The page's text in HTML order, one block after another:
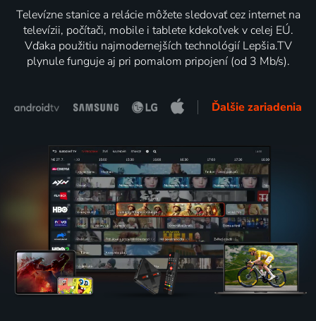
Televízne stanice a relácie môžete sledovať cez internet na
televízii, počítači, mobile i tablete kdekoľvek v celej EÚ.
Vďaka použitiu najmodernejších technológií Lepšia.TV
plynule funguje aj pri pomalom pripojení (od 3 Mb/s).
Ďalšie zariadenia